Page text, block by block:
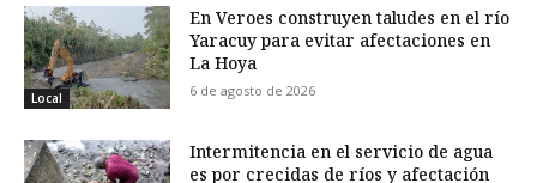
Local
En Veroes construyen taludes en el río
Yaracuy para evitar afectaciones en
La Hoya
6 de agosto de 2026
Intermitencia en el servicio de agua
es por crecidas de ríos y afectación